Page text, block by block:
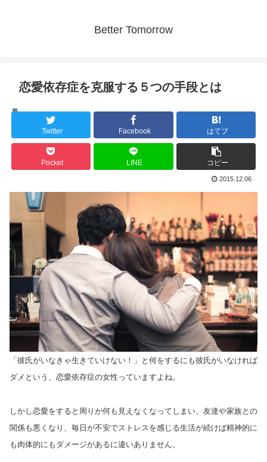
Better Tomorrow
恋愛依存症を克服する５つの手段とは
メンタルケア
Twitter Facebook はてブ
Pocket LINE コピー
2015.12.06
「彼氏がいなきゃ生きていけない！」と何をするにも彼氏がいなければ
ダメという、恋愛依存症の女性っていますよね。
しかし恋愛をすると周りが何も見えなくなってしまい、友達や家族との
関係も悪くなり、毎日が不安でストレスを感じる生活が続けば精神的に
も肉体的にもダメージがあるに違いありません。